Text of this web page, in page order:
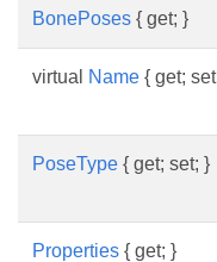
BonePoses { get; }
virtual Name { get;
PoseType { get; set; }
Properties { get; }